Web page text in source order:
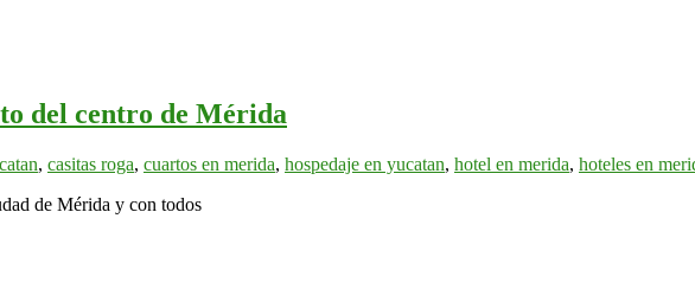
del centro de Mérida
, casitas roga, cuartos en merida, hospedaje en yucatan, hotel en merida, hoteles en
de Mérida y con todos